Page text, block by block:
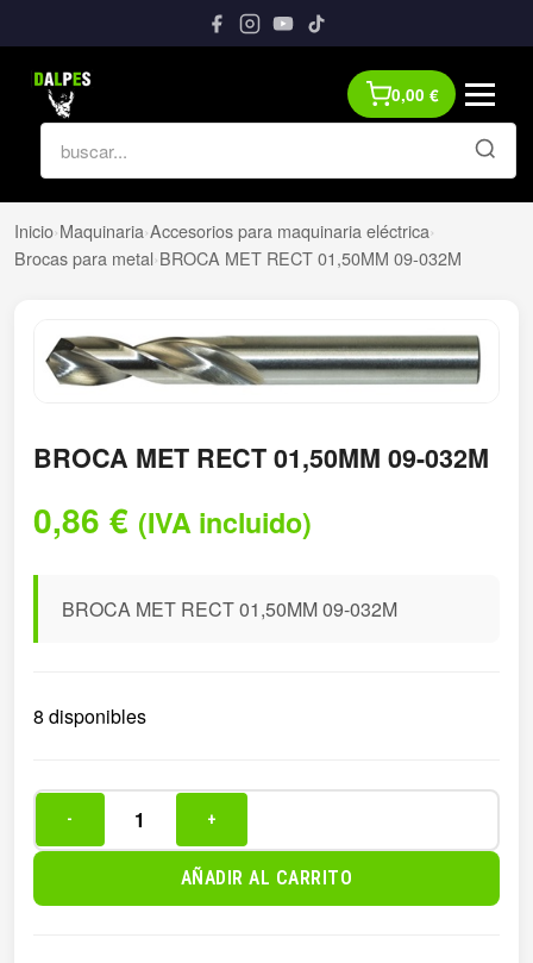
0,00 €
Inicio›Maquinaria›Accesorios para maquinaria eléctrica›
Brocas para metal›BROCA MET RECT 01,50MM 09-032M
BROCA MET RECT 01,50MM 09-032M
0,86 € (IVA incluido)
BROCA MET RECT 01,50MM 09-032M
8 disponibles
MET
- +
AÑADIR AL CARRITO